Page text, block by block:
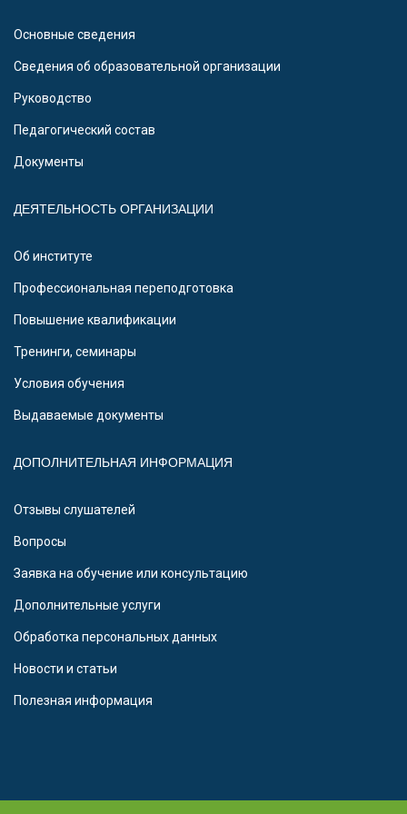
Основные сведения
Сведения об образовательной организации
Руководство
Педагогический состав
Документы
ДЕЯТЕЛЬНОСТЬ ОРГАНИЗАЦИИ
Об институте
Профессиональная переподготовка
Повышение квалификации
Тренинги, семинары
Условия обучения
Выдаваемые документы
ДОПОЛНИТЕЛЬНАЯ ИНФОРМАЦИЯ
Отзывы слушателей
Вопросы
Заявка на обучение или консультацию
Дополнительные услуги
Обработка персональных данных
Новости и статьи
Полезная информация